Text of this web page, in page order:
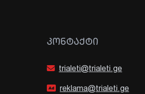
ᲙᲝᲜᲢᲐᲥᲢᲘ
trialeti@trialeti.ge
reklama@trialeti.ge